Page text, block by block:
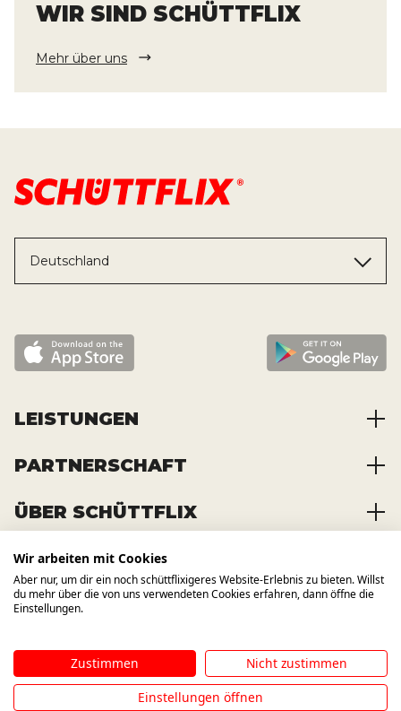
WIR SIND SCHÜTTFLIX
Mehr über uns
Deutschland
LEISTUNGEN
Baustoffe kaufen
Container mieten
Transporte bestellen
PARTNERSCHAFT
Zusammenarbeit
Registrierung
ÜBER SCHÜTTFLIX
Über das Unternehmen
Offene Stellen
News und Presse
WIR BAUEN AUCH AUF ANDERE
KANÄLE
Impressum Datenschutzbestimmung
Hinweisgebersystem
©2026SCHÜTTFLIX
Wir arbeiten mit Cookies
Aber nur, um dir ein noch schüttflixigeres Website-Erlebnis zu bieten. Willst
du mehr über die von uns verwendeten Cookies erfahren, dann öffne die
Einstellungen.
Zustimmen
Nicht zustimmen
Einstellungen öffnen